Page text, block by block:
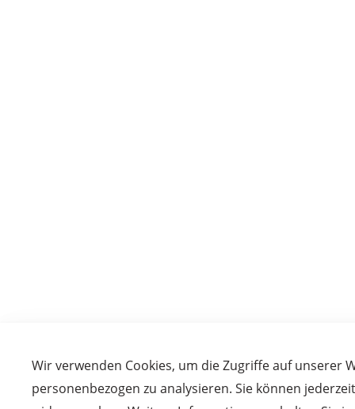
Wir verwenden Cookies, um die Zugriffe auf unserer
personenbezogen zu analysieren. Sie können jederzeit